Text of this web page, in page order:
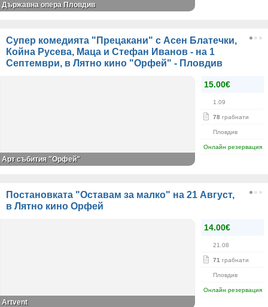
Държавна опера Пловдив
Супер комедията "Прецакани" с Асен Блатечки,
Койна Русева, Маца и Стефан Иванов - на 1
Септември, в Лятно кино "Орфей" - Пловдив
15.00€
1.09
78 грабнати
Пловдив
Онлайн резервация
Арт събития "Орфей"
Постановката "Оставам за малко" на 21 Август,
в Лятно кино Орфей
14.00€
21.08
71 грабнати
Пловдив
Онлайн резервация
Аrtvent